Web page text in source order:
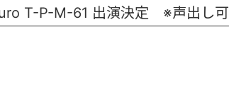
T-P-M-61 出演決定 ※声出し可